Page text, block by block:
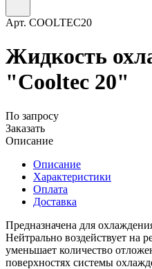
Арт. COOLTEC20
Жидкость
"Cooltec 20"
По запросу
Заказать
Описание
Описание
Характеристики
Оплата
Доставка
Предназначена для
Нейтрально воздействует на
уменьшает количество
поверхностях системы